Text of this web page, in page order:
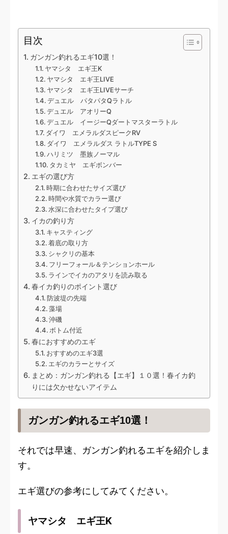
目次
ガンガン釣れるエギ10選！
ヤマシタ エギ王K
ヤマシタ エギ王LIVE
ヤマシタ エギ王LIVEサーチ
デュエル パタパタQラトル
デュエル アオリーQ
デュエル イージーQダートマスターラトル
ダイワ エメラルダスピークRV
ダイワ エメラルダス ラトルTYPE S
ハリミツ 墨族ノーマル
タカミヤ エギボンバー
エギの選び方
時期に合わせたサイズ選び
時間や水質でカラー選び
水深に合わせたタイプ選び
イカの釣り方
キャスティング
着底の取り方
シャクリの基本
フリーフォール＆テンションホール
ラインでイカのアタリを読み取る
春イカ釣りのポイント選び
防波堤の先端
藻場
沖磯
ボトム付近
春におすすめのエギ
おすすめのエギ3選
エギのカラーとサイズ
まとめ：ガンガン釣れる【エギ】１０選！春イカ釣
りには欠かせないアイテム
ガンガン釣れるエギ10選！
それでは早速、ガンガン釣れるエギを紹介しま
す。
エギ選びの参考にしてみてください。
ヤマシタ エギ王K